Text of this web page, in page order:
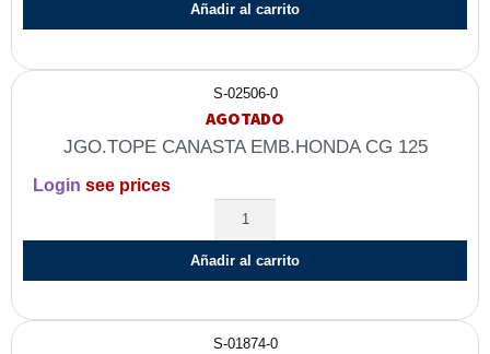
Añadir al carrito
S-02506-0
AGOTADO
JGO.TOPE CANASTA EMB.HONDA CG 125
Login see prices
Añadir al carrito
S-01874-0